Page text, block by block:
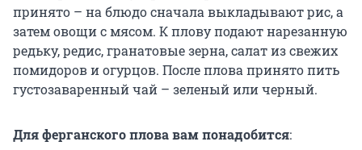
принято – на блюдо сначала выкладывают рис, а
затем овощи с мясом. К плову подают нарезанную
редьку, редис, гранатовые зерна, салат из свежих
помидоров и огурцов. После плова принято пить
густозаваренный чай – зеленый или черный.
Для ферганского плова вам понадобится: